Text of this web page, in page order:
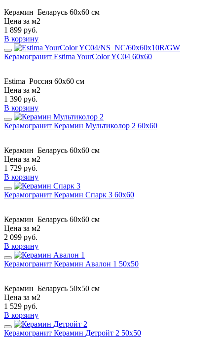
Керамин Беларусь 60x60 см
Цена за м2
1 899 руб.
В корзину
Керамогранит Estima YourColor YC04 60x60
Estima Россия 60x60 см
Цена за м2
1 390 руб.
В корзину
Керамогранит Керамин Мультиколор 2 60x60
Керамин Беларусь 60x60 см
Цена за м2
1 729 руб.
В корзину
Керамогранит Керамин Спарк 3 60x60
Керамин Беларусь 60x60 см
Цена за м2
2 099 руб.
В корзину
Керамогранит Керамин Авалон 1 50x50
Керамин Беларусь 50x50 см
Цена за м2
1 529 руб.
В корзину
Керамогранит Керамин Детройт 2 50x50